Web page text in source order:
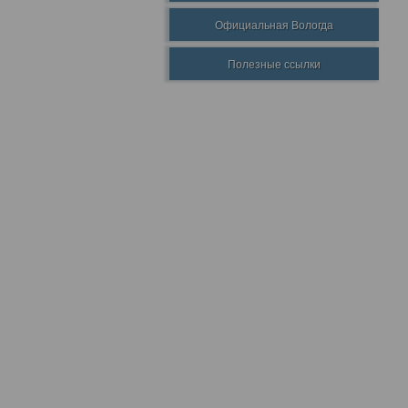
Официальная Вологда
Полезные ссылки